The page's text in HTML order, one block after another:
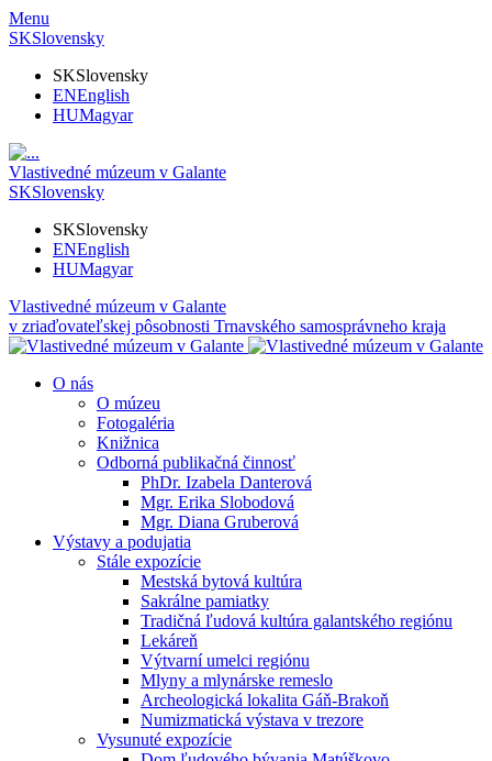
Menu
SKSlovensky
SKSlovensky
ENEnglish
HUMagyar
Vlastivedné múzeum v Galante
SKSlovensky
SKSlovensky
ENEnglish
HUMagyar
Vlastivedné múzeum v Galante
v zriaďovateľskej pôsobnosti Trnavského samosprávneho kraja
O nás
O múzeu
Fotogaléria
Knižnica
Odborná publikačná činnosť
PhDr. Izabela Danterová
Mgr. Erika Slobodová
Mgr. Diana Gruberová
Výstavy a podujatia
Stále expozície
Mestská bytová kultúra
Sakrálne pamiatky
Tradičná ľudová kultúra galantského regiónu
Lekáreň
Výtvarní umelci regiónu
Mlyny a mlynárske remeslo
Archeologická lokalita Gáň-Brakoň
Numizmatická výstava v trezore
Vysunuté expozície